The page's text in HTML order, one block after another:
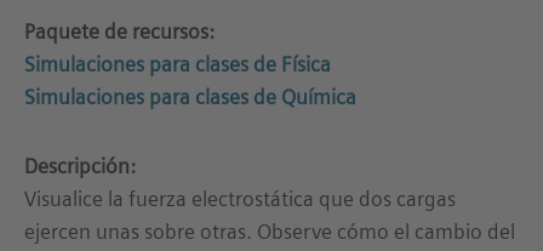
Paquete de recursos:
Simulaciones para clases de Física
Simulaciones para clases de Química
Descripción:
Visualice la fuerza electrostática que dos cargas
ejercen unas sobre otras. Observe cómo el cambio del